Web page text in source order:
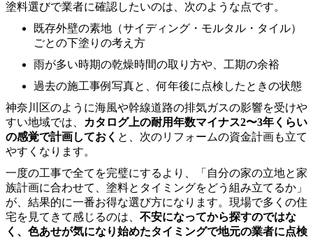
塗料選びで業者に確認したいのは、次のような点です。
既存外壁の素地（サイディング・モルタル・タイル）
ごとの下塗りの考え方
雨が多い時期の乾燥時間の取り方や、工期の余裕
過去の施工事例写真と、何年後に点検したときの状態
神奈川区のように海風や幹線道路の排気ガスの影響を受けや
すい地域では、
カタログ上の耐用年数マイナス2〜3年くらい
の感覚で計画しておく と、次のリフォームの資金計画も立て
やすくなります。
一度の工事で全てを完璧にするより、「自分の家の立地と家
族計画に合わせて、塗料とタイミングをどう組み立てるか」
が、結果的に一番お得な選び方になります。現場で多くの住
宅を見てきて感じるのは、 不安になってから探すのではな
く、色あせが気になり始めたタイミングで地元の業者に点検